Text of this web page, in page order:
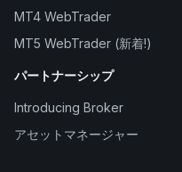
MT4 WebTrader
MT5 WebTrader (新着!)
パートナーシップ
Introducing Broker
アセットマネージャー